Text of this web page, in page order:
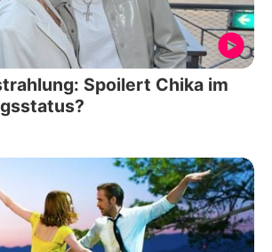
Spoilert Chika im